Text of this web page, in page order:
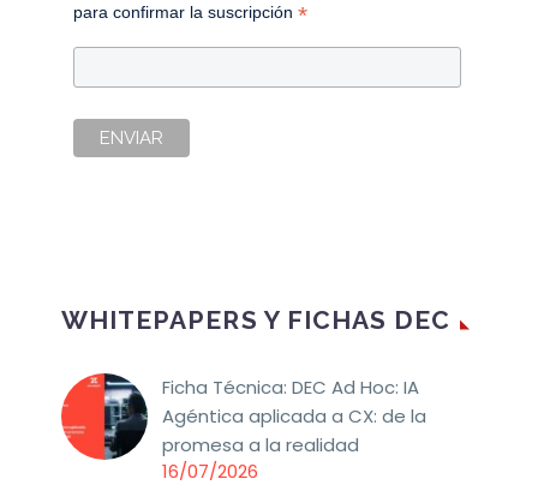
para confirmar la suscripción*
WHITEPAPERS Y FICHAS DEC
Ficha Técnica: DEC Ad Hoc: IA
Agéntica aplicada a CX: de la
promesa a la realidad
16/07/2026